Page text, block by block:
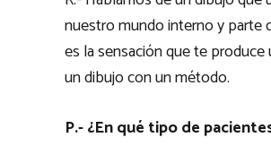
nuestro mundo interno y parte
es la sensación que te
un dibujo con un método.
P.- ¿En qué tipo de